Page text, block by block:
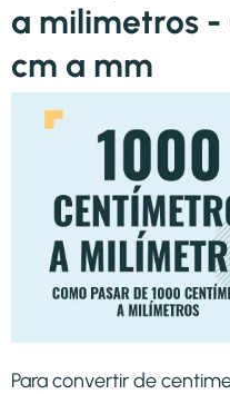
a milimetros -
cm a mm
Para convertir de